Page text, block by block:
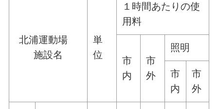
北浦運動場
施設名
単
位
１時間あたりの使
用料
市
内
市
外
照明
市
内
市
外